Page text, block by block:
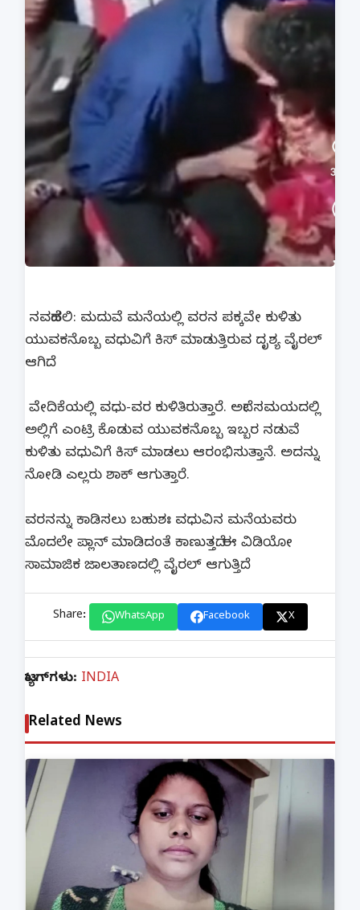
ನವದೆಹಲಿ: ಮದುವೆ ಮನೆಯಲ್ಲಿ ವರನ ಪಕ್ಕವೇ ಕುಳಿತು
ಯುವಕನೊಬ್ಬ ವಧುವಿಗೆ ಕಿಸ್​ ಮಾಡುತ್ತಿರುವ ದೃಶ್ಯ ವೈರಲ್
ಆಗಿದೆ.
ವೇದಿಕೆಯಲ್ಲಿ ವಧು-ವರ ಕುಳಿತಿರುತ್ತಾರೆ. ಅದೇ ಸಮಯದಲ್ಲಿ
ಅಲ್ಲಿಗೆ ಎಂಟ್ರಿ ಕೊಡುವ ಯುವಕನೊಬ್ಬ ಇಬ್ಬರ ನಡುವೆ
ಕುಳಿತು ವಧುವಿಗೆ ಕಿಸ್​ ಮಾಡಲು ಆರಂಭಿಸುತ್ತಾನೆ. ಅದನ್ನು
ನೋಡಿ ಎಲ್ಲರು ಶಾಕ್​ ಆಗುತ್ತಾರೆ.
ವರನನ್ನು ಕಾಡಿಸಲು ಬಹುಶಃ ವಧುವಿನ ಮನೆಯವರು
ಮೊದಲೇ ಪ್ಲಾನ್​ ಮಾಡಿದಂತೆ ಕಾಣುತ್ತದೆ. ಈ ವಿಡಿಯೋ
ಸಾಮಾಜಿಕ ಜಾಲತಾಣದಲ್ಲಿ ವೈರಲ್ ಆಗುತ್ತಿದೆ.
Share: WhatsApp Facebook X
ಟ್ಯಾಗ್‌ಗಳು: INDIA
Related News